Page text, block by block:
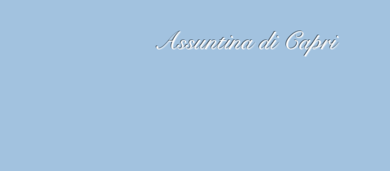
Assuntina di Capri